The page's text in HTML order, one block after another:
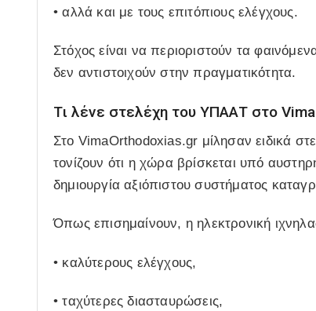
• αλλά και με τους επιτόπιους ελέγχους.
Στόχος είναι να περιοριστούν τα
δεν αντιστοιχούν στην πραγματικότητα.
Τι λένε στελέχη του ΥΠΑΑΤ στο
Στο VimaOrthodoxias.gr μίλησαν ειδικά
τονίζουν ότι η χώρα βρίσκεται υπό
δημιουργία αξιόπιστου συστήματος
Όπως επισημαίνουν, η ηλεκτρονική
• καλύτερους ελέγχους,
• ταχύτερες διασταυρώσεις,